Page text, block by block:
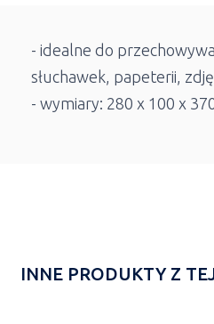
- idealne do
słuchawek, papeterii,
- wymiary: 280 x 100 x
INNE PRODUKTY Z